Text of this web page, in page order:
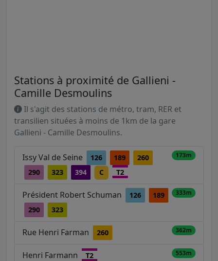
Stations à proximité de Gallieni -
Camille Desmoulins
Il s'agit des stations de métro, tram, RER et
transilien situées à moins de 1km de la gare
Gallieni - Camille Desmoulins.
Issy Val de Seine 126 189
260
290
323 394 C T2
173m
Président Robert Schuman 126
189
290
323
333m
Rue Henri Farman 260 362m
Henri Farmann T2 553m